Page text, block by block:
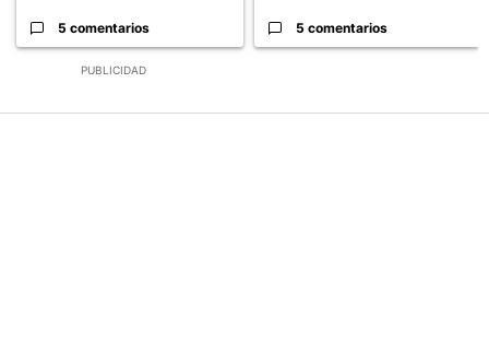
PUBLICIDAD
5 comentarios 5 comentarios